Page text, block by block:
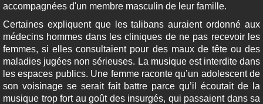
accompagnées d'un membre masculin de leur famille.
Certaines expliquent que les talibans auraient ordonné aux
médecins hommes dans les cliniques de ne pas recevoir les
femmes, si elles consultaient pour des maux de tête ou des
maladies jugées non sérieuses. La musique est interdite dans
les espaces publics. Une femme raconte qu’un adolescent de
son voisinage se serait fait battre parce qu’il écoutait de la
musique trop fort au goût des insurgés, qui passaient dans sa